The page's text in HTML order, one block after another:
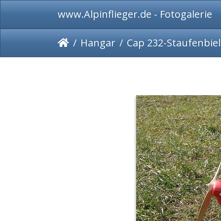
www.Alpinflieger.de - Fotogalerie
Hangar Cap 232-